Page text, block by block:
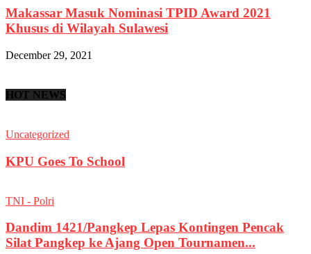
Makassar Masuk Nominasi TPID Award 2021
Khusus di Wilayah Sulawesi
December 29, 2021
HOT NEWS
Uncategorized
KPU Goes To School
TNI - Polri
Dandim 1421/Pangkep Lepas Kontingen Pencak
Silat Pangkep ke Ajang Open Tournamen...